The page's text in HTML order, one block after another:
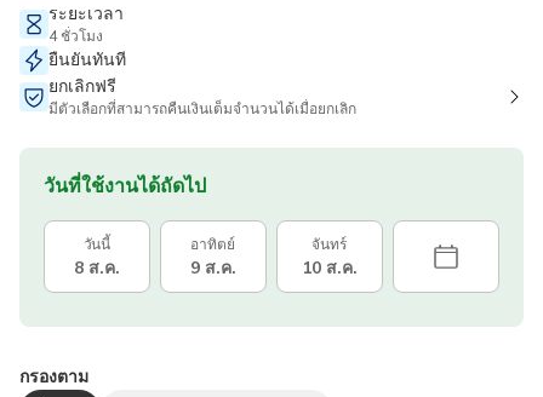
ระยะเวลา
4 ชั่วโมง
ยืนยันทันที
ยกเลิกฟรี
มีตัวเลือกที่สามารถคืนเงินเต็มจำนวนได้เมื่อยกเลิก
วันที่ใช้งานได้ถัดไป
วันนี้
8 ส.ค.
อาทิตย์
9 ส.ค.
จันทร์
10 ส.ค.
กรองตาม